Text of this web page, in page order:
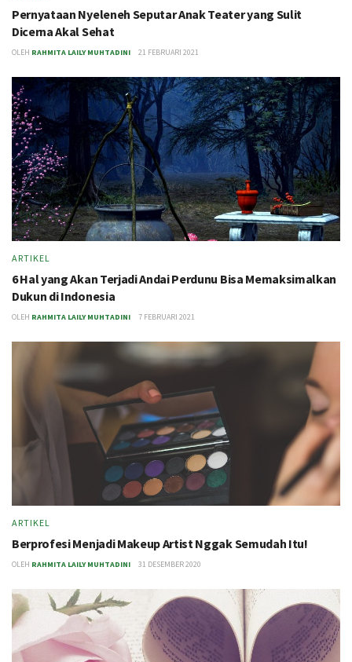
Pernyataan Nyeleneh Seputar Anak Teater yang Sulit
Dicerna Akal Sehat
OLEH RAHMITA LAILY MUHTADINI 21 FEBRUARI 2021
ARTIKEL
6 Hal yang Akan Terjadi Andai Perdunu Bisa Memaksimalkan
Dukun di Indonesia
OLEH RAHMITA LAILY MUHTADINI 7 FEBRUARI 2021
ARTIKEL
Berprofesi Menjadi Makeup Artist Nggak Semudah Itu!
OLEH RAHMITA LAILY MUHTADINI 31 DESEMBER 2020